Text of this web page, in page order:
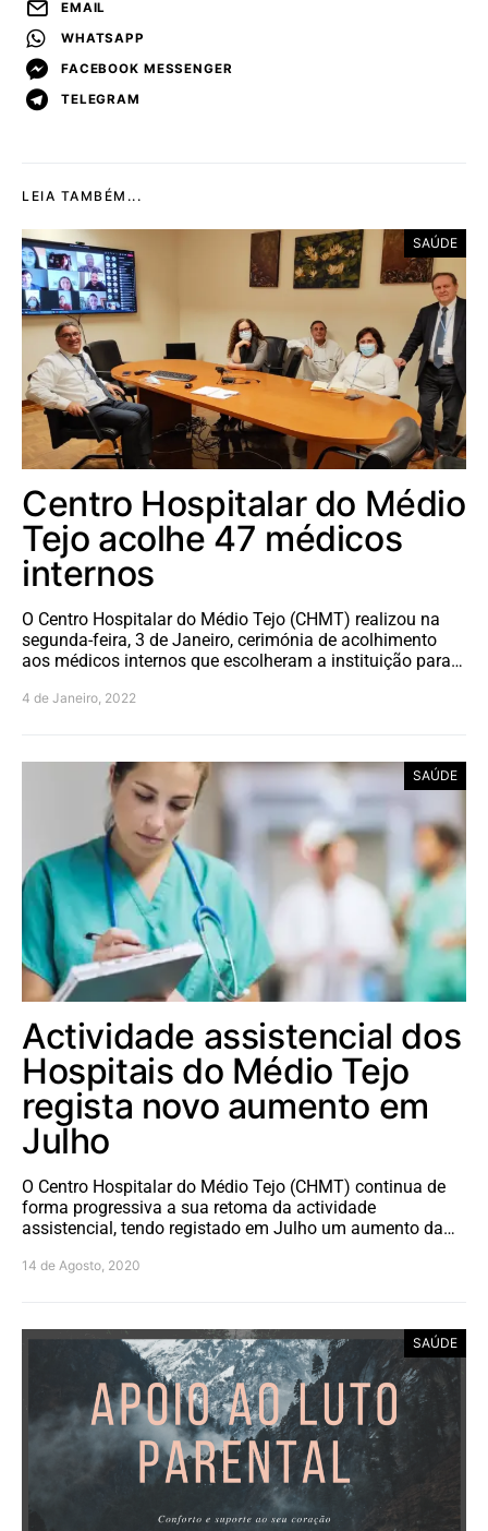
EMAIL
WHATSAPP
FACEBOOK MESSENGER
TELEGRAM
LEIA TAMBÉM...
SAÚDE
Centro Hospitalar do Médio
Tejo acolhe 47 médicos
internos
O Centro Hospitalar do Médio Tejo (CHMT) realizou na
segunda-feira, 3 de Janeiro, cerimónia de acolhimento
aos médicos internos que escolheram a instituição para…
4 de Janeiro, 2022
SAÚDE
Actividade assistencial dos
Hospitais do Médio Tejo
regista novo aumento em
Julho
O Centro Hospitalar do Médio Tejo (CHMT) continua de
forma progressiva a sua retoma da actividade
assistencial, tendo registado em Julho um aumento da…
14 de Agosto, 2020
SAÚDE